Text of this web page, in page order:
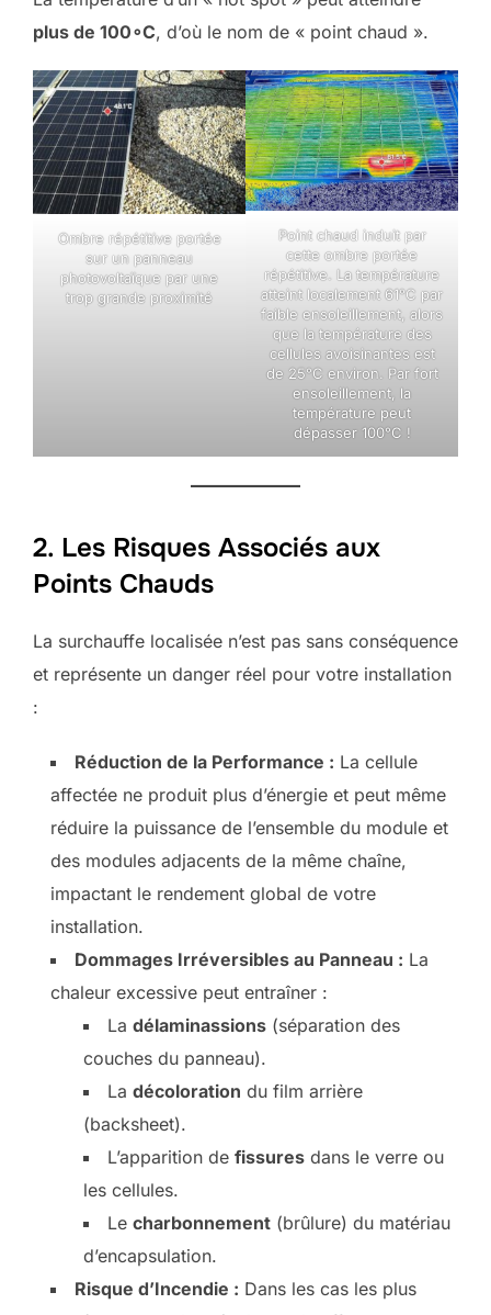
plus de 100∘C, d’où le nom de « point chaud ».
Ombre répétitive portée
sur un panneau
photovoltaïque par une
trop grande proximité
Point chaud induit par
cette ombre portée
répétitive. La température
atteint localement 61°C par
faible ensoleillement, alors
que la température des
cellules avoisinantes est
de 25°C environ. Par fort
ensoleillement, la
température peut
dépasser 100°C !
2. Les Risques Associés aux
Points Chauds
La surchauffe localisée n’est pas sans conséquence
et représente un danger réel pour votre installation
:
Réduction de la Performance : La cellule
affectée ne produit plus d’énergie et peut même
réduire la puissance de l’ensemble du module et
des modules adjacents de la même chaîne,
impactant le rendement global de votre
installation.
Dommages Irréversibles au Panneau : La
chaleur excessive peut entraîner :
La délaminassions (séparation des
couches du panneau).
La décoloration du film arrière
(backsheet).
L’apparition de fissures dans le verre ou
les cellules.
Le charbonnement (brûlure) du matériau
d’encapsulation.
Risque d’Incendie : Dans les cas les plus